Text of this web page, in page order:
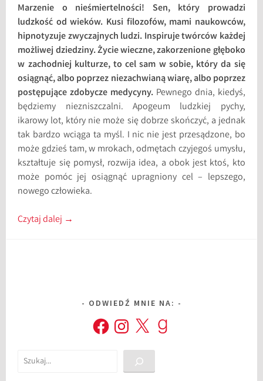
Marzenie o nieśmiertelności! Sen, który prowadzi
ludzkość od wieków. Kusi filozofów, mami naukowców,
hipnotyzuje zwyczajnych ludzi. Inspiruje twórców każdej
możliwej dziedziny. Życie wieczne, zakorzenione głęboko
w zachodniej kulturze, to cel sam w sobie, który da się
osiągnąć, albo poprzez niezachwianą wiarę, albo poprzez
postępujące zdobycze medycyny. Pewnego dnia, kiedyś,
będziemy niezniszczalni. Apogeum ludzkiej pychy,
ikarowy lot, który nie może się dobrze skończyć, a jednak
tak bardzo wciąga ta myśl. I nic nie jest przesądzone, bo
może gdzieś tam, w mrokach, odmętach czyjegoś umysłu,
kształtuje się pomysł, rozwija idea, a obok jest ktoś, kto
może pomóc jej osiągnąć upragniony cel – lepszego,
nowego człowieka.
Czytaj dalej →
ODWIEDŹ MNIE NA:
FacebookInstagram
X Goodreads
Szukaj